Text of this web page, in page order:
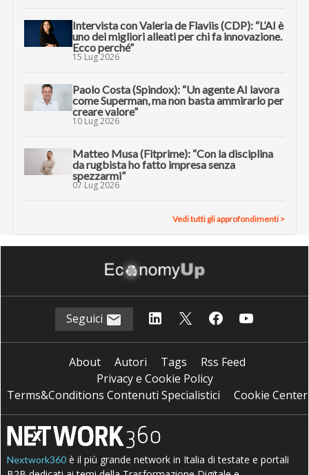
Intervista con Valeria de Flaviis (CDP): “L’AI è
uno dei migliori alleati per chi fa innovazione.
Ecco perché”
15 Lug 2026
Paolo Costa (Spindox): “Un agente AI lavora
come Superman, ma non basta ammirarlo per
creare valore”
10 Lug 2026
Matteo Musa (Fitprime): “Con la disciplina
da rugbista ho fatto impresa senza
spezzarmi”
07 Lug 2026
Vedi tutti gli approfondimenti >
Seguici
About Autori Tags
Rss Feed
Privacy e Cookie Policy
Terms&Conditions Contenuti Specialistici
Cookie Center
Nextwork360 è il più grande network in Italia di testate e portali